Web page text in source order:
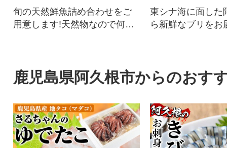
旬の天然鮮魚詰め合わせをご
用意します!天然物なので何が
東シナ海に面した
ら新鮮なブリをお
鹿児島県阿久根市からのおす